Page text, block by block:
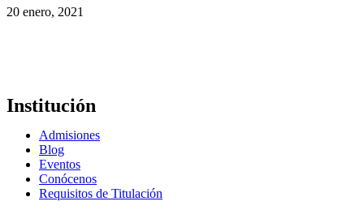
20 enero, 2021
Institución
Admisiones
Blog
Eventos
Conócenos
Requisitos de Titulación